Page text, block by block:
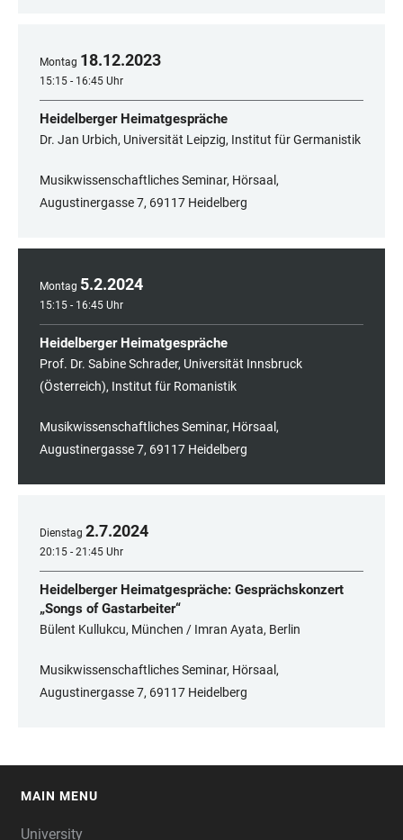
Montag 18.12.2023
15:15 - 16:45 Uhr
Heidelberger Heimatgespräche
Dr. Jan Urbich, Universität Leipzig, Institut für Germanistik
Musikwissenschaftliches Seminar, Hörsaal,
Augustinergasse 7, 69117 Heidelberg
Montag 5.2.2024
15:15 - 16:45 Uhr
Heidelberger Heimatgespräche
Prof. Dr. Sabine Schrader, Universität Innsbruck
(Österreich), Institut für Romanistik
Musikwissenschaftliches Seminar, Hörsaal,
Augustinergasse 7, 69117 Heidelberg
Dienstag 2.7.2024
20:15 - 21:45 Uhr
Heidelberger Heimatgespräche: Gesprächskonzert
„Songs of Gastarbeiter“
Bülent Kullukcu, München / Imran Ayata, Berlin
Musikwissenschaftliches Seminar, Hörsaal,
Augustinergasse 7, 69117 Heidelberg
MAIN MENU
University